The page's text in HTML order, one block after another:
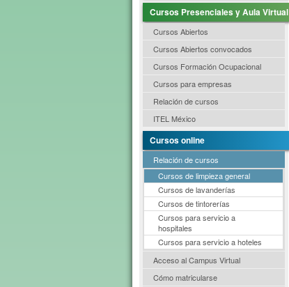
Cursos Presenciales y Aula Virtual
Cursos Abiertos
Cursos Abiertos convocados
Cursos Formación Ocupacional
Cursos para empresas
Relación de cursos
ITEL México
Cursos online
Relación de cursos
Cursos de limpieza general
Cursos de lavanderías
Cursos de tintorerías
Cursos para servicio a
hospitales
Cursos para servicio a hoteles
Acceso al Campus Virtual
Cómo matricularse